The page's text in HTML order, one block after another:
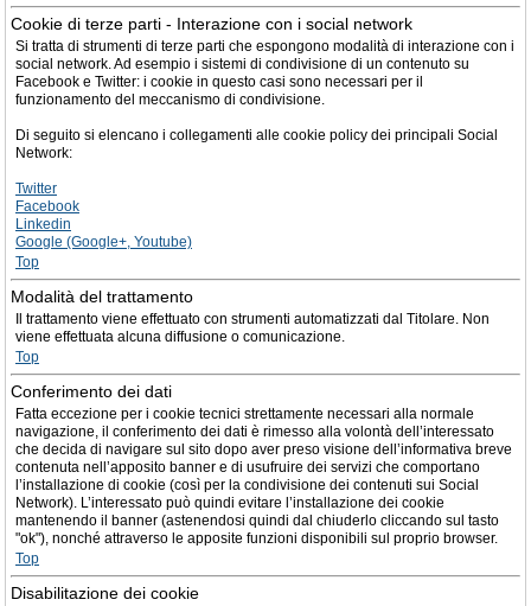
Cookie di terze parti - Interazione con i social network
Si tratta di strumenti di terze parti che espongono modalità di interazione con i
social network. Ad esempio i sistemi di condivisione di un contenuto su
Facebook e Twitter: i cookie in questo casi sono necessari per il
funzionamento del meccanismo di condivisione.
Di seguito si elencano i collegamenti alle cookie policy dei principali Social
Network:
Twitter
Facebook
Linkedin
Google (Google+, Youtube)
Top
Modalità del trattamento
Il trattamento viene effettuato con strumenti automatizzati dal Titolare. Non
viene effettuata alcuna diffusione o comunicazione.
Top
Conferimento dei dati
Fatta eccezione per i cookie tecnici strettamente necessari alla normale
navigazione, il conferimento dei dati è rimesso alla volontà dell’interessato
che decida di navigare sul sito dopo aver preso visione dell’informativa breve
contenuta nell’apposito banner e di usufruire dei servizi che comportano
l’installazione di cookie (così per la condivisione dei contenuti sui Social
Network). L’interessato può quindi evitare l’installazione dei cookie
mantenendo il banner (astenendosi quindi dal chiuderlo cliccando sul tasto
"ok"), nonché attraverso le apposite funzioni disponibili sul proprio browser.
Top
Disabilitazione dei cookie